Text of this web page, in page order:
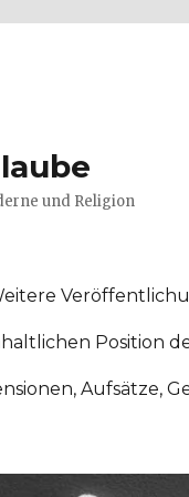
und Religion
Position
Aufsätze,